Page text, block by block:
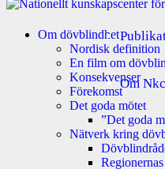
Om
Om dövblindhet
Nordisk definition
En film om
Konsekvenser
Förekomst
Det goda mötet
”Det goda
Nätverk kring